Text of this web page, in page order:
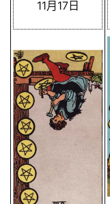
11月17日